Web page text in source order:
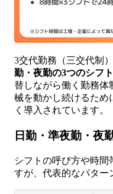
3交代勤務（三交代制
勤・夜勤の3つのシフト
替しながら働く勤務体
械を動かし続けるため
く導入されています。
日勤・準夜勤・夜
シフトの呼び方や時間
すが、代表的なパター